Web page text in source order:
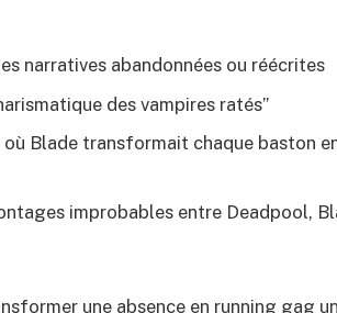
narratives abandonnées ou réécrites
des vampires ratés”
où Blade transformait chaque baston
improbables entre Deadpool,
une absence en running gag